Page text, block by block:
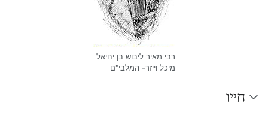
רבי מאיר ליבוש בן יחיאל
מיכל וייזר- המלבי"ם
חייו